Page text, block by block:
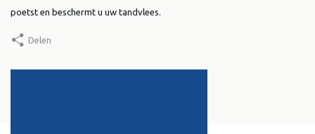
poetst en beschermt u uw tandvlees.
Delen